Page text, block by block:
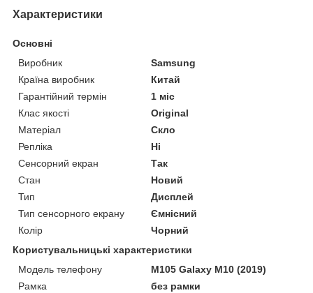
Характеристики
Основні
Виробник
Samsung
Країна виробник
Китай
Гарантійний термін
1 міс
Клас якості
Original
Матеріал
Скло
Репліка
Ні
Сенсорний екран
Так
Стан
Новий
Тип
Дисплей
Тип сенсорного екрану
Ємнісний
Колір
Чорний
Користувальницькі характеристики
Модель телефону
M105 Galaxy M10 (2019)
Рамка
без рамки